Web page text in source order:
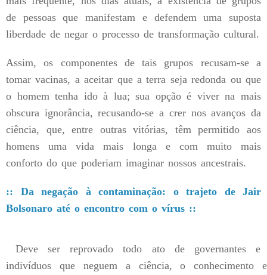
de pessoas que manifestam e defendem uma suposta
liberdade de negar o processo de transformação cultural.
Assim, os componentes de tais grupos recusam-se a
tomar vacinas, a aceitar que a terra seja redonda ou que
o homem tenha ido à lua; sua opção é viver na mais
obscura ignorância, recusando-se a crer nos avanços da
ciência, que, entre outras vitórias, têm permitido aos
homens uma vida mais longa e com muito mais
conforto do que poderiam imaginar nossos ancestrais.
:: Da negação à contaminação: o trajeto de Jair
Bolsonaro até o encontro com o vírus ::
Deve ser reprovado todo ato de governantes e
indivíduos que neguem a ciência, o conhecimento